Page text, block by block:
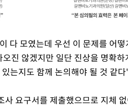
다 모였는데 우선 이 문제를 어
진 않겠지만 일단 진상을 명확하
는지도 함께 논의해야 될 것 같
요구서를 제출했으므로 지체